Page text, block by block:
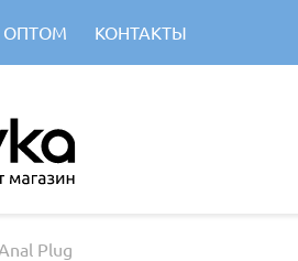
ОПТОМ КОНТАКТЫ
Plug